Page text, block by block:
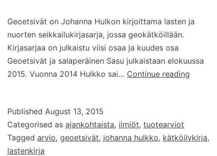
Geoetsivät on Johanna Hulkon kirjoittama lasten ja
nuorten seikkailukirjasarja, jossa geokätköillään.
Kirjasarjaa on julkaistu viisi osaa ja kuudes osa
Geoetsivät ja salaperäinen Sasu julkaistaan elokuussa
2015. Vuonna 2014 Hulkko sai… Continue reading
Published August 13, 2015
Categorised as ajankohtaista, ilmiöt, tuotearviot
Tagged arvio, geoetsivät, johanna hulkko, kätköilykirja,
lastenkirja